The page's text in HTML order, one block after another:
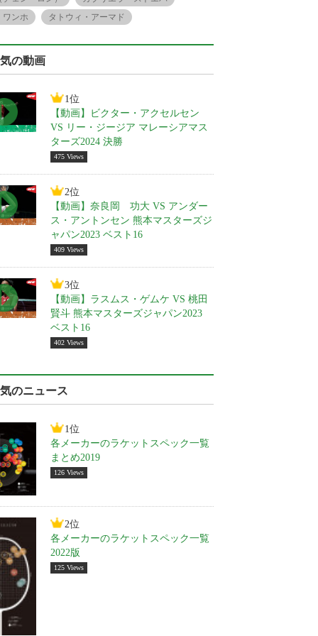
ワンホ
タトウィ・アーマド
の動画
1位
【動画】ビクター・アクセルセン
VS リー・ジージア マレーシアマス
ターズ2024 決勝
475 Views
2位
【動画】奈良岡 功大 VS アンダー
ス・アントンセン 熊本マスターズジ
ャパン2023 ベスト16
409 Views
3位
【動画】ラスムス・ゲムケ VS 桃田
賢斗 熊本マスターズジャパン2023
ベスト16
402 Views
のニュース
1位
各メーカーのラケットスペック一覧
まとめ2019
126 Views
2位
各メーカーのラケットスペック一覧
2022版
125 Views